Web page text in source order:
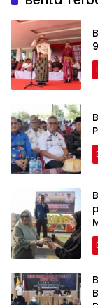
Inspirasi
News